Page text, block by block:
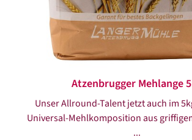
Atzenbrugger Mehlange
Unser Allround-Talent jetzt auch im
Universal-Mehlkomposition aus
...